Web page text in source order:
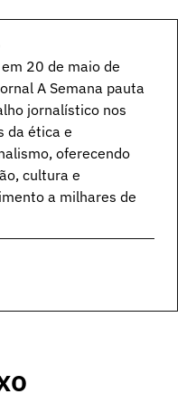
20 de maio de
A Semana pauta
jornalístico nos
da ética e
oferecendo
cultura e
a milhares de